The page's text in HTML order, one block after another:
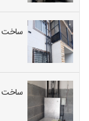
ساخت
ساخت